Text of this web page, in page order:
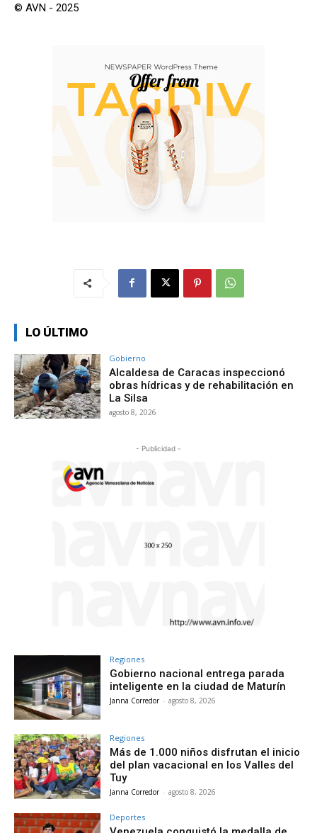
© AVN - 2025
LO ÚLTIMO
Gobierno
Alcaldesa de Caracas inspeccionó
obras hídricas y de rehabilitación en
La Silsa
agosto 8, 2026
- Publicidad -
Regiones
Gobierno nacional entrega parada
inteligente en la ciudad de Maturín
Janna Corredor - agosto 8, 2026
Regiones
Más de 1.000 niños disfrutan el inicio
del plan vacacional en los Valles del
Tuy
Janna Corredor - agosto 8, 2026
Deportes